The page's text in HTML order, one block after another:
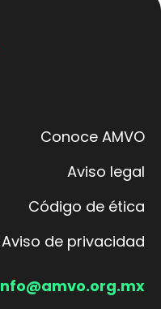
Conoce AMVO
Aviso legal
Código de ética
Aviso de privacidad